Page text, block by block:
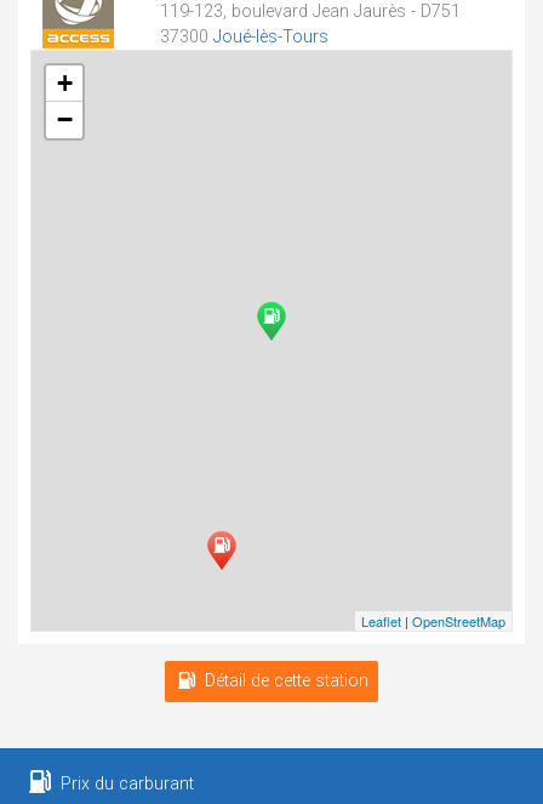
119-123, boulevard Jean Jaurès - D751
37300 Joué-lès-Tours
+
−
Leaflet | OpenStreetMap
Détail de cette station
Prix du carburant